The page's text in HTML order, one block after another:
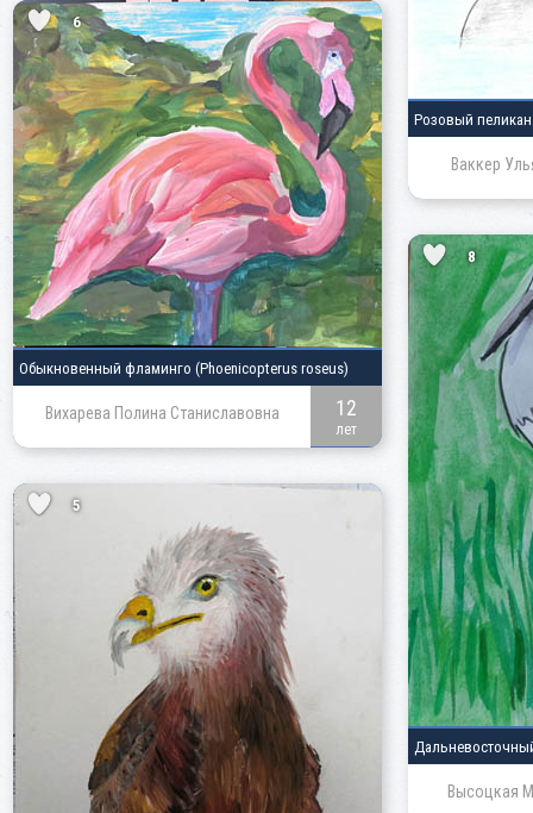
Розовый
Ваккер
6
Обыкновенный фламинго (Phoenicopterus roseus)
Вихарева Полина Станиславовна 12
лет
8
Высоцкая
5